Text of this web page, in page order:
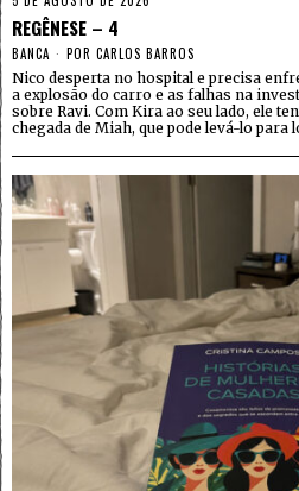
REGÊNESE – 4
BANCA POR CARLOS BARROS
Nico desperta no hospital e precisa
a explosão do carro e as falhas na
sobre Ravi. Com Kira ao seu lado, ele
chegada de Miah, que pode levá-lo para